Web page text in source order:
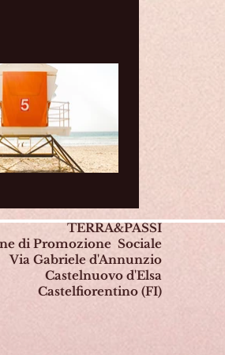
TERRA&PASSI
di Promozione Sociale
Via Gabriele d'Annunzio
Castelnuovo d'Elsa
Castelfiorentino (FI)